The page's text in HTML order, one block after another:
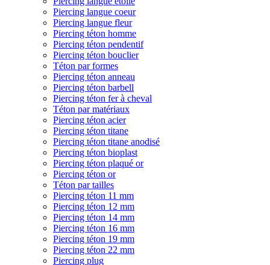
Piercing langue coeur
Piercing langue fleur
Piercing téton homme
Piercing téton pendentif
Piercing téton bouclier
Téton par formes
Piercing téton anneau
Piercing téton barbell
Piercing téton fer à cheval
Téton par matériaux
Piercing téton acier
Piercing téton titane
Piercing téton titane anodisé
Piercing téton bioplast
Piercing téton plaqué or
Piercing téton or
Téton par tailles
Piercing téton 11 mm
Piercing téton 12 mm
Piercing téton 14 mm
Piercing téton 16 mm
Piercing téton 19 mm
Piercing téton 22 mm
Piercing plug